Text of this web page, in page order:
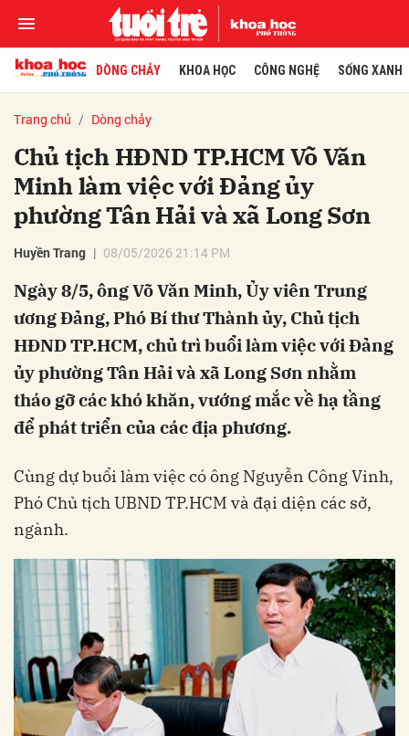
DÒNG CHẢY KHOA HỌC CÔNG NGHỆ SỐNG XANH
Trang chủ Dòng chảy
Chủ tịch HĐND TP.HCM Võ Văn
Minh làm việc với Đảng ủy
phường Tân Hải và xã Long Sơn
Huyền Trang 08/05/2026 21:14 PM
Ngày 8/5, ông Võ Văn Minh, Ủy viên Trung
ương Đảng, Phó Bí thư Thành ủy, Chủ tịch
HĐND TP.HCM, chủ trì buổi làm việc với Đảng
ủy phường Tân Hải và xã Long Sơn nhằm
tháo gỡ các khó khăn, vướng mắc về hạ tầng
để phát triển của các địa phương.
Cùng dự buổi làm việc có ông Nguyễn Công Vinh,
Phó Chủ tịch UBND TP.HCM và đại diện các sở,
ngành.